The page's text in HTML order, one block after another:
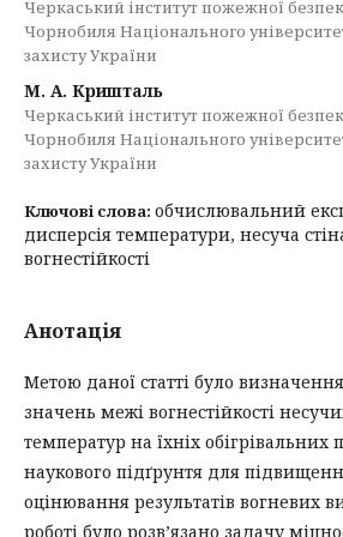
Черкаський інститут пожежної
Чорнобиля Національного
захисту України
М. А. Кришталь
Черкаський інститут пожежної
Чорнобиля Національного
захисту України
Ключові слова: обчислювальний
дисперсія температури, несуча
вогнестійкості
Анотація
Метою даної статті було
значень межі вогнестійкості
температур на їхніх обігрівальних
наукового підґрунтя для
оцінювання результатів вогневих
роботі було розв’язано задачу